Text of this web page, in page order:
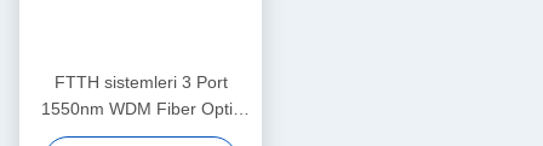
FTTH sistemleri 3 Port
1550nm WDM Fiber Optik
Bileşenler